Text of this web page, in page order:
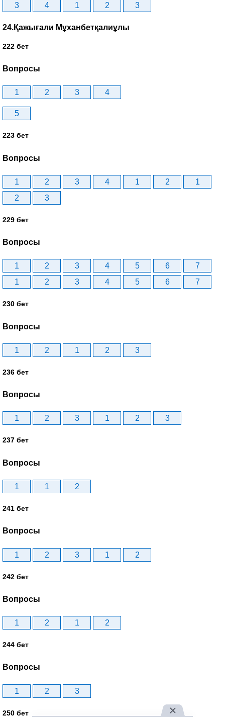
3
4 1 2 3
24.Қажығали Мұханбетқалиұлы
222 бет
Вопросы
1 2 3 4
5
223 бет
Вопросы
1 2 3 4 1 2
1
2
3
229 бет
Вопросы
1 2 3 4 5 6
7
1
2 3 4 5 6 7
230 бет
Вопросы
1 2 1 2 3
236 бет
Вопросы
1 2 3 1 2 3
237 бет
Вопросы
1 1 2
241 бет
Вопросы
1 2 3 1 2
242 бет
Вопросы
1 2 1 2
244 бет
Вопросы
1 2 3
250 бет